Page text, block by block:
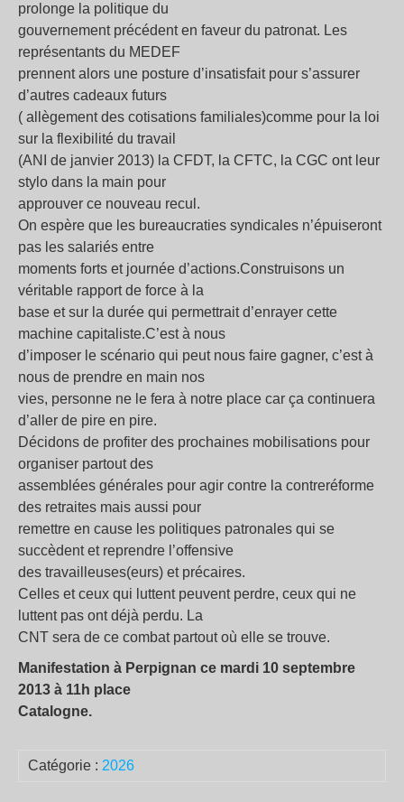
prolonge la politique du
gouvernement précédent en faveur du patronat. Les
représentants du MEDEF
prennent alors une posture d’insatisfait pour s’assurer
d’autres cadeaux futurs
( allègement des cotisations familiales)comme pour la loi
sur la flexibilité du travail
(ANI de janvier 2013) la CFDT, la CFTC, la CGC ont leur
stylo dans la main pour
approuver ce nouveau recul.
On espère que les bureaucraties syndicales n’épuiseront
pas les salariés entre
moments forts et journée d’actions.Construisons un
véritable rapport de force à la
base et sur la durée qui permettrait d’enrayer cette
machine capitaliste.C’est à nous
d’imposer le scénario qui peut nous faire gagner, c’est à
nous de prendre en main nos
vies, personne ne le fera à notre place car ça continuera
d’aller de pire en pire.
Décidons de profiter des prochaines mobilisations pour
organiser partout des
assemblées générales pour agir contre la contreréforme
des retraites mais aussi pour
remettre en cause les politiques patronales qui se
succèdent et reprendre l’offensive
des travailleuses(eurs) et précaires.
Celles et ceux qui luttent peuvent perdre, ceux qui ne
luttent pas ont déjà perdu. La
CNT sera de ce combat partout où elle se trouve.
Manifestation à Perpignan ce mardi 10 septembre
2013 à 11h place
Catalogne.
Catégorie : 2026